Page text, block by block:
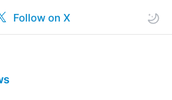
Follow on X